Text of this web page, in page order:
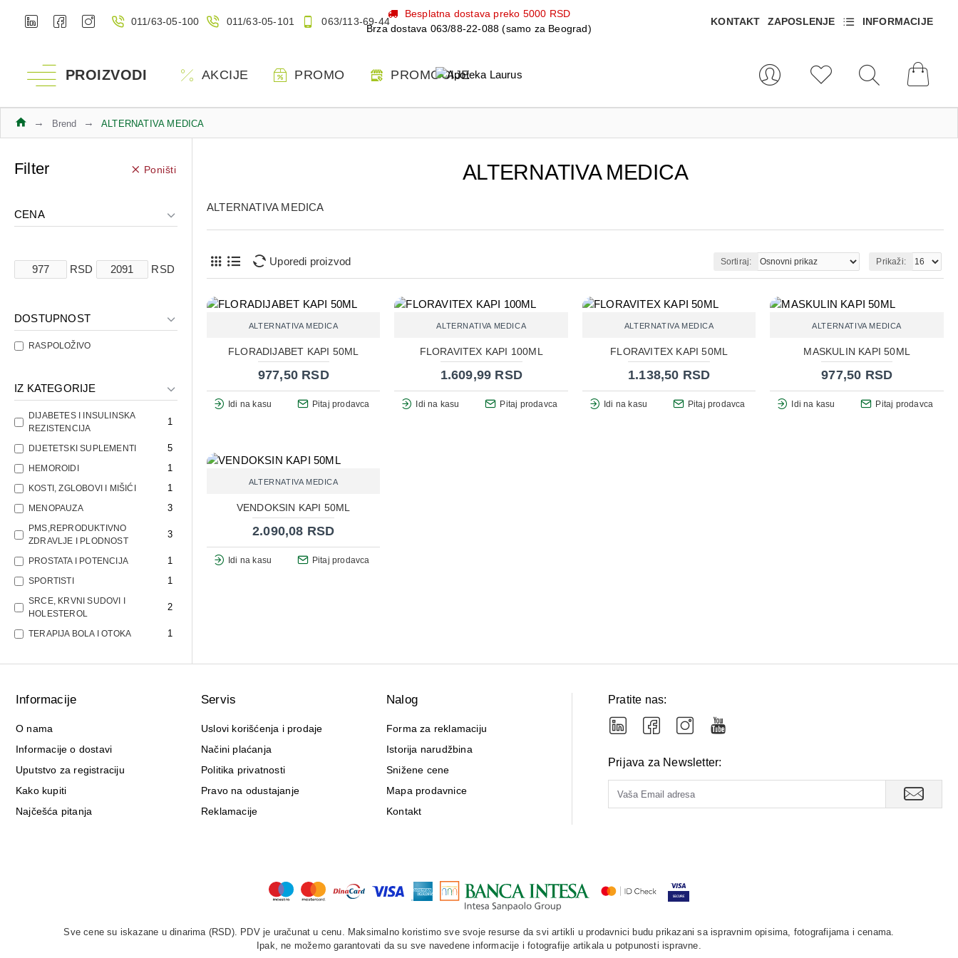
011/63-05-100 011/63-05-101 063/113-69-44
Besplatna dostava preko 5000 RSD
Brza dostava 063/88-22-088 (samo za Beograd)
KONTAKT ZAPOSLENJE INFORMACIJE
PROIZVODI AKCIJE PROMO PROMOCIJE
Brend ALTERNATIVA MEDICA
Filter Poništi
CENA
RSD RSD
IZ KATEGORIJE
DIJABETES I INSULINSKA
REZISTENCIJA
1
DIJETETSKI SUPLEMENTI 5
HEMOROIDI 1
KOSTI, ZGLOBOVI I MIŠIĆI 1
MENOPAUZA 3
PMS,REPRODUKTIVNO
ZDRAVLJE I PLODNOST
3
PROSTATA I POTENCIJA 1
SPORTISTI 1
SRCE, KRVNI SUDOVI I
HOLESTEROL
2
TERAPIJA BOLA I OTOKA 1
DOSTUPNOST
RASPOLOŽIVO
ALTERNATIVA MEDICA
ALTERNATIVA MEDICA
Uporedi proizvod Sortiraj: Prikaži:
ALTERNATIVA MEDICA
FLORADIJABET KAPI 50ML
977,50 RSD
Idi na kasu Pitaj prodavca
ALTERNATIVA MEDICA
FLORAVITEX KAPI 100ML
1.609,99 RSD
Idi na kasu Pitaj prodavca
ALTERNATIVA MEDICA
FLORAVITEX KAPI 50ML
1.138,50 RSD
Idi na kasu Pitaj prodavca
ALTERNATIVA MEDICA
MASKULIN KAPI 50ML
977,50 RSD
Idi na kasu Pitaj prodavca
ALTERNATIVA MEDICA
VENDOKSIN KAPI 50ML
2.090,08 RSD
Idi na kasu Pitaj prodavca
Informacije
O nama
Informacije o dostavi
Uputstvo za registraciju
Kako kupiti
Najčešća pitanja
Servis
Uslovi korišćenja i prodaje
Načini plaćanja
Politika privatnosti
Pravo na odustajanje
Reklamacije
Nalog
Forma za reklamaciju
Istorija narudžbina
Snižene cene
Mapa prodavnice
Kontakt
Pratite nas:
Prijava za Newsletter:
Sve cene su iskazane u dinarima (RSD). PDV je uračunat u cenu. Maksimalno koristimo sve svoje resurse da svi artikli u prodavnici budu prikazani sa ispravnim opisima, fotografijama i cenama.
Ipak, ne možemo garantovati da su sve navedene informacije i fotografije artikala u potpunosti ispravne.